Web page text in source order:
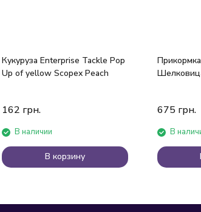
Кукуруза Enterprise Tackle Pор
Uр of yellow Scopex Peach
162 грн.
В наличии
В корзину
675 грн.
В